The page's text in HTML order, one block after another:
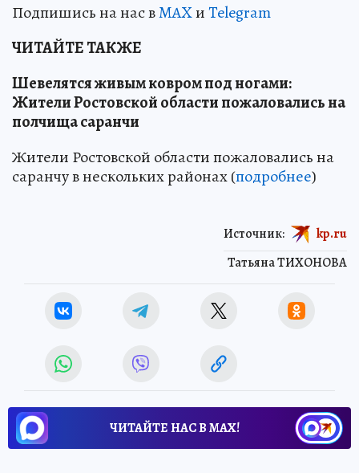
Подпишись на нас вMAXиTelegram
ЧИТАЙТЕ ТАКЖЕ
Шевелятся живым ковром под ногами:
Жители Ростовской области пожаловались на
полчища саранчи
Жители Ростовской области пожаловались на
саранчу в нескольких районах (подробнее)
Татьяна ТИХОНОВА
Источник: kp.ru
ЧИТАЙТЕ НАС В МАХ!